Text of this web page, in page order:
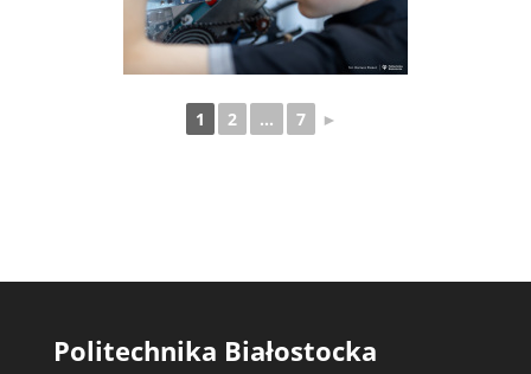
1 2 ... 7 ►
Politechnika Białostocka